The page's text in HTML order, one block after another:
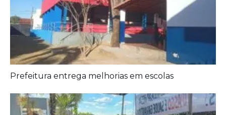
Prefeitura entrega melhorias em escolas